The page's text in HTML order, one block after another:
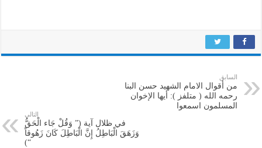
السابق
من أقوال الامام الشهيد حسن البنا
رحمه الله ( متلفز ): أيها الإخوان
المسلمون اسمعوا
التالي
في ظلال آية (” وَقُلْ جَاء الْحَقُّ
وَزَهَقَ الْبَاطِلُ إِنَّ الْبَاطِلَ كَانَ زَهُوقاً
“)